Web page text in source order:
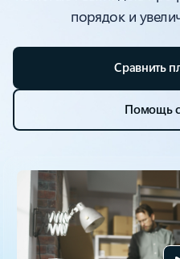
порядок и
Сравнить
Помощь